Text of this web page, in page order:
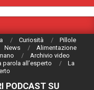
Curiosità
Pillole
News
Alimentazione
Archivio video
parola all’esperto
La
PODCAST SU